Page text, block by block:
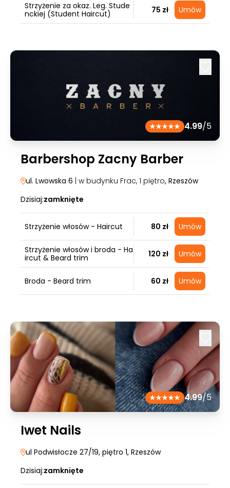
Strzyżenie za okaz. Leg. Stude
nckiej (Student Haircut)
75 zł Umów
4.99/5
Barbershop Zacny Barber
ul. Lwowska 6 | w budynku Frac, 1 piętro, Rzeszów
Dzisiaj:zamknięte
Strzyżenie włosów - Haircut 80 zł Umów
Strzyżenie włosów i broda - Ha
ircut & Beard trim
120 zł Umów
Broda - Beard trim 60 zł Umów
4.99/5
Iwet Nails
ul Podwisłocze 27/19, piętro 1, Rzeszów
Dzisiaj:zamknięte